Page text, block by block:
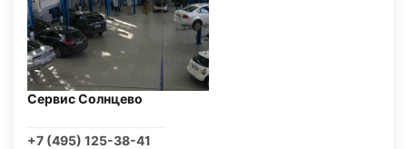
Сервис Солнцево
+7 (495) 125-38-41